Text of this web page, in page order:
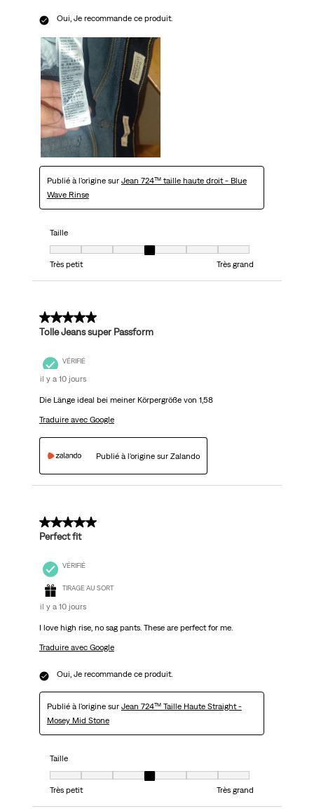
Oui, Je recommande ce produit.
Publié à l'origine sur Jean 724™ taille haute droit - Blue
Wave Rinse
Taille
Taille, 4 sur 7, où 1 est égal à Très petit et 7 est égal à Très grand
Très petit
Très grand
5 sur 5 étoiles.
Tolle Jeans super Passform
VÉRIFIÉ
il y a 10 jours
Die Länge ideal bei meiner Körpergröße von 1,58
Traduire avec Google
Publié à l'origine sur Zalando
5 sur 5 étoiles.
Perfect fit
VÉRIFIÉ
TIRAGE AU SORT
il y a 10 jours
I love high rise, no sag pants. These are perfect for me.
Traduire avec Google
Oui, Je recommande ce produit.
Publié à l'origine sur Jean 724™ Taille Haute Straight -
Mosey Mid Stone
Taille
Taille, 4 sur 7, où 1 est égal à Très petit et 7 est égal à Très grand
Très petit
Très grand